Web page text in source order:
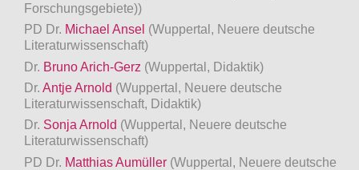
Forschungsgebiete))
PD Dr. Michael Ansel (Wuppertal, Neuere deutsche
Literaturwissenschaft)
Dr. Bruno Arich-Gerz (Wuppertal, Didaktik)
Dr. Antje Arnold (Wuppertal, Neuere deutsche
Literaturwissenschaft, Didaktik)
Dr. Sonja Arnold (Wuppertal, Neuere deutsche
Literaturwissenschaft)
PD Dr. Matthias Aumüller (Wuppertal, Neuere deutsche